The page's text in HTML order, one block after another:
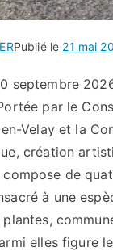
Publié le 21 mai
septembre
par le
Velay et la
création
de
à une
plantes,
elles figure